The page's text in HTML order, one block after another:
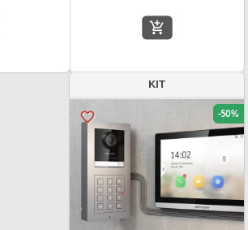
add_shopping_cart
KIT
favorite_border -50%